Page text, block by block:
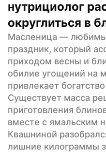
нутрициолог
округлиться в
Масленица —
праздник, который
приходом весны и
обилие угощений на
привлекает
Существует масса
приготовления
вместе с ямальским
Квашниной
лишние килограммы